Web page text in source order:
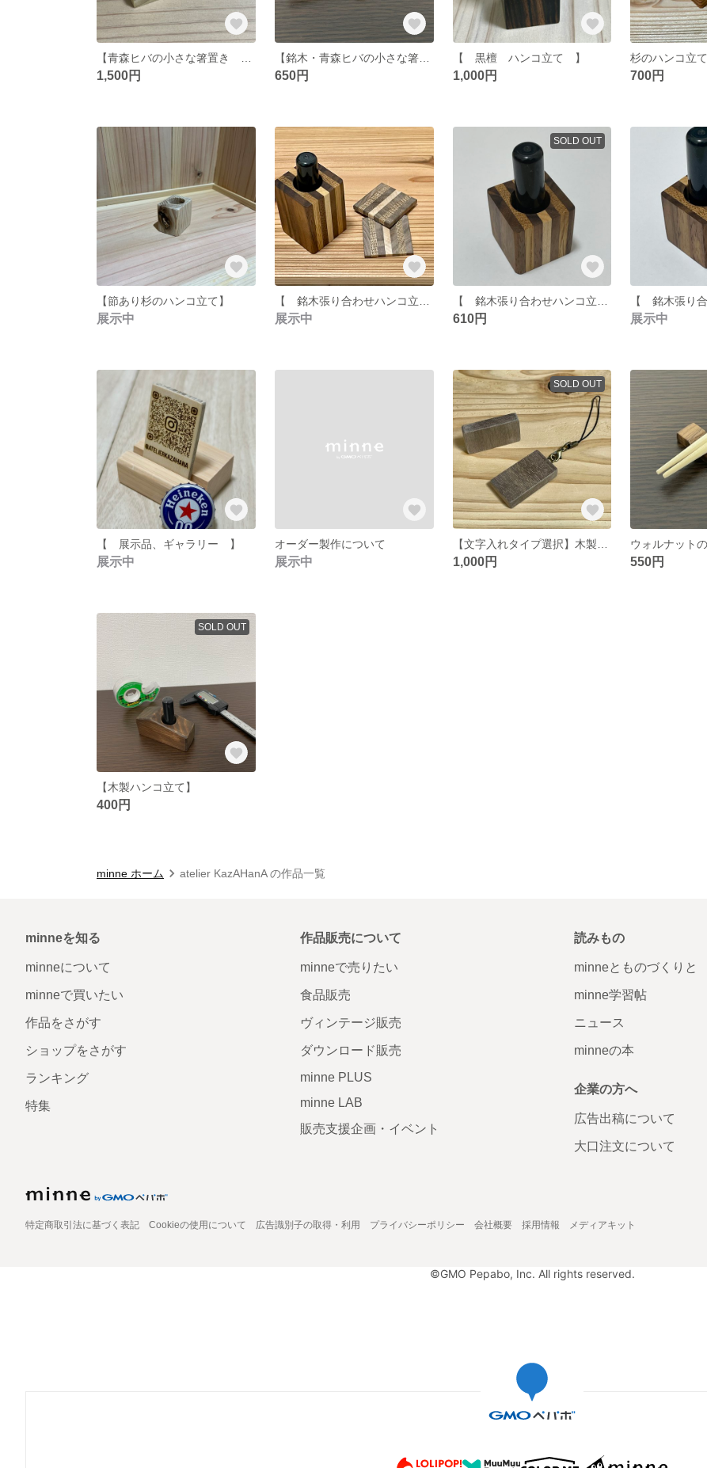
1,500円
【銘木・青森ヒバの小さな箸置き】2個セット／名入れ可
650円
【 黒檀 ハンコ立て 】
1,000円
杉のハンコ立て
700円
【節あり杉のハンコ立て】
展示中 展示中
SOLD OUT
610円 展示中
【 展示品、ギャラリー 】
展示中
オーダー製作について
展示中
SOLD OUT
1,000円 550円
SOLD OUT
【木製ハンコ立て】
400円
minne ホーム atelier KazAHanA の作品一覧
minneを知る
minneについて
minneで買いたい
作品をさがす
ショップをさがす
ランキング
特集
作品販売について
minneで売りたい
食品販売
ヴィンテージ販売
ダウンロード販売
minne PLUS
minne LAB
販売支援企画・イベント
読みもの
minneとものづくりと
minne学習帖
ニュース
minneの本
企業の方へ
広告出稿について
大口注文について
特定商取引法に基づく表記 Cookieの使用について 広告識別子の取得・利用 プライバシーポリシー 会社概要 採用情報 メディアキット
©GMO Pepabo, Inc. All rights reserved.